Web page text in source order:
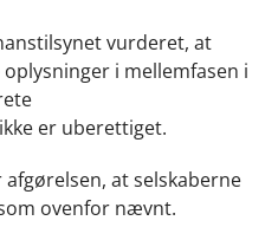
vurderet, at
i mellemfasen i
er uberettiget.
at selskaberne
ovenfor nævnt.